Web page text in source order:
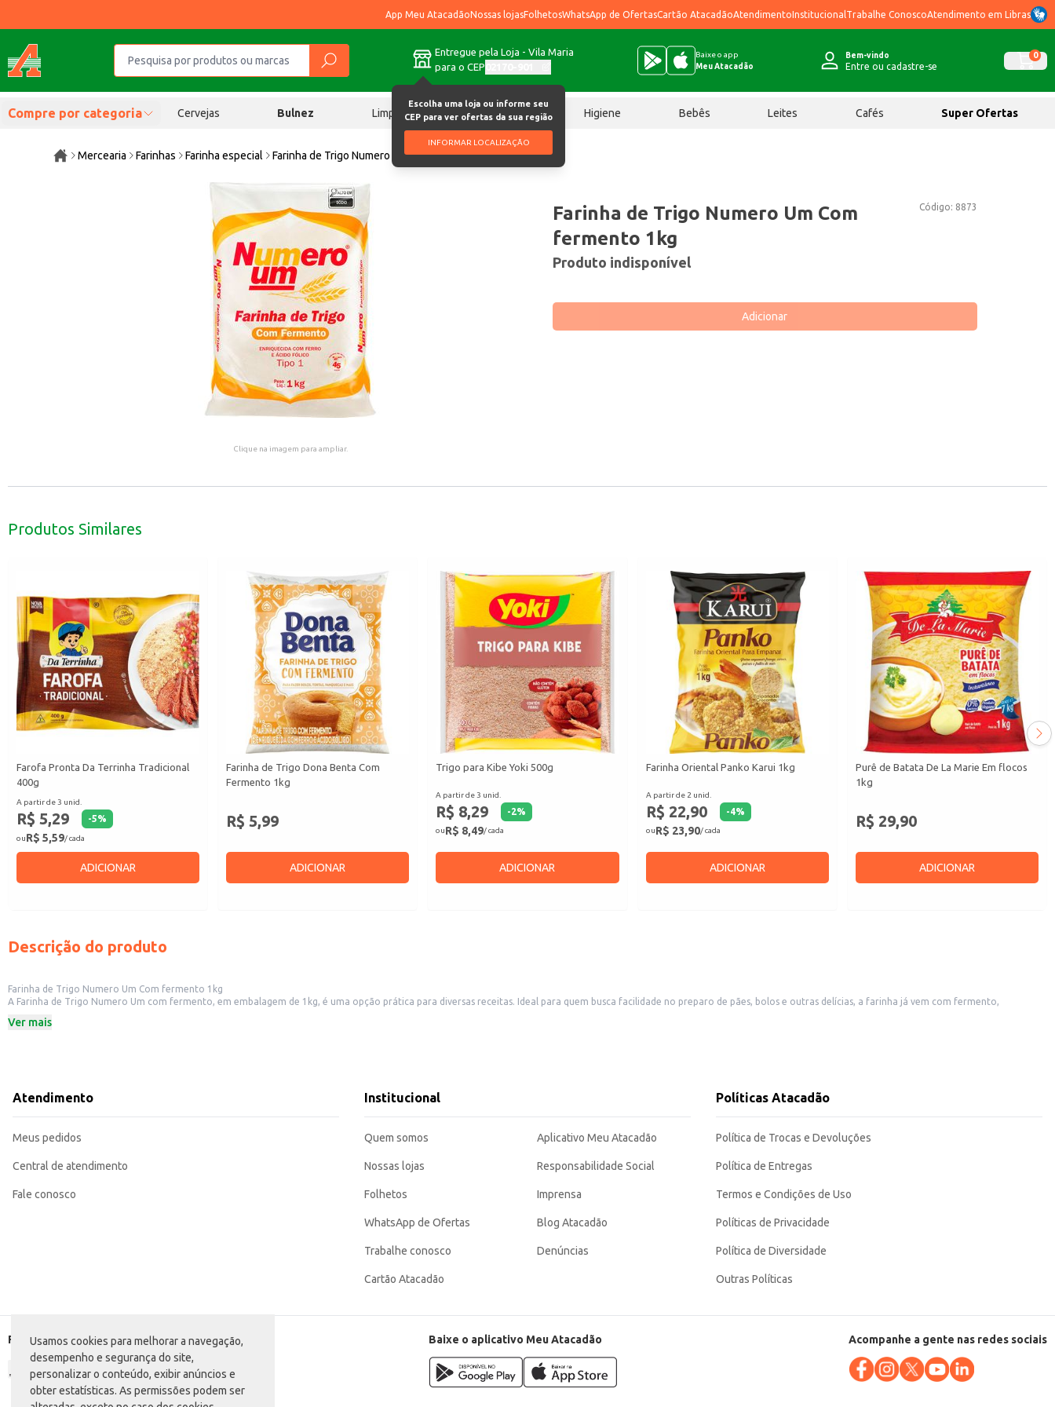
Usamos cookies para melhorar a navegação,
desempenho e segurança do site,
personalizar o conteúdo, exibir anúncios e
obter estatísticas. As permissões podem ser
App Meu AtacadãoNossas lojasFolhetosWhatsApp de OfertasCartão AtacadãoAtendimentoInstitucional Trabalhe ConoscoAtendimento em Libras
Entregue pela Loja - Vila Maria
para o CEP
Escolha uma loja ou informe seu
CEP para ver ofertas da sua região
INFORMAR LOCALIZAÇÃO
Baixe o app
Meu Atacadão
Bem-vindo
Entre ou cadastre-se
0
Compre por categoria Cervejas Bulnez Limpeza Chocolates Higiene Bebês Leites Cafés Super Ofertas
Mercearia Farinhas Farinha especial Farinha de Trigo Numero Um Com fermento 1kg
Clique na imagem para ampliar.
Código: 8873
Farinha de Trigo Numero Um Com
fermento 1kg
Produto indisponível
Adicionar
Produtos Similares
Farofa Pronta Da Terrinha Tradicional
400g
A partir de 3 unid.
R$ 5,29 -5%
ouR$ 5,59/ cada
ADICIONAR
Farinha de Trigo Dona Benta Com
Fermento 1kg
R$ 5,99
ADICIONAR
Trigo para Kibe Yoki 500g
A partir de 3 unid.
R$ 8,29 -2%
ouR$ 8,49/ cada
ADICIONAR
Farinha Oriental Panko Karui 1kg
A partir de 2 unid.
R$ 22,90 -4%
ouR$ 23,90/ cada
ADICIONAR
Purê de Batata De La Marie Em flocos
1kg
R$ 29,90
ADICIONAR
Descrição do produto
Farinha de Trigo Numero Um Com fermento 1kg
A Farinha de Trigo Numero Um com fermento, em embalagem de 1kg, é uma opção prática para diversas receitas. Ideal para quem busca facilidade no preparo de pães, bolos e outras delícias, a farinha já vem com fermento,
Dicas de uso:
A Farinha de Trigo Numero Um com fermento é uma escolha versátil e eficiente para quem busca praticidade e qualidade em suas receitas, oferecendo um resultado saboroso e consistente.
Ver mais
Atendimento
Meus pedidos
Central de atendimento
Fale conosco
Institucional
Quem somos
Nossas lojas
Folhetos
WhatsApp de Ofertas
Trabalhe conosco
Cartão Atacadão
Aplicativo Meu Atacadão
Responsabilidade Social
Imprensa
Blog Atacadão
Denúncias
Políticas Atacadão
Política de Trocas e Devoluções
Política de Entregas
Termos e Condições de Uso
Políticas de Privacidade
Política de Diversidade
Outras Políticas
Formas de pagamento Baixe o aplicativo Meu Atacadão Acompanhe a gente nas redes sociais